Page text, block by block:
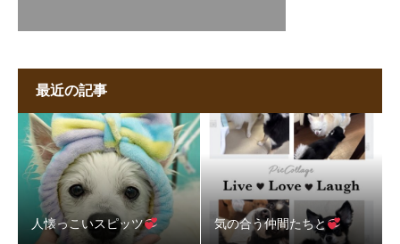
最近の記事
人懐っこいスピッツ 気の合う仲間たちと